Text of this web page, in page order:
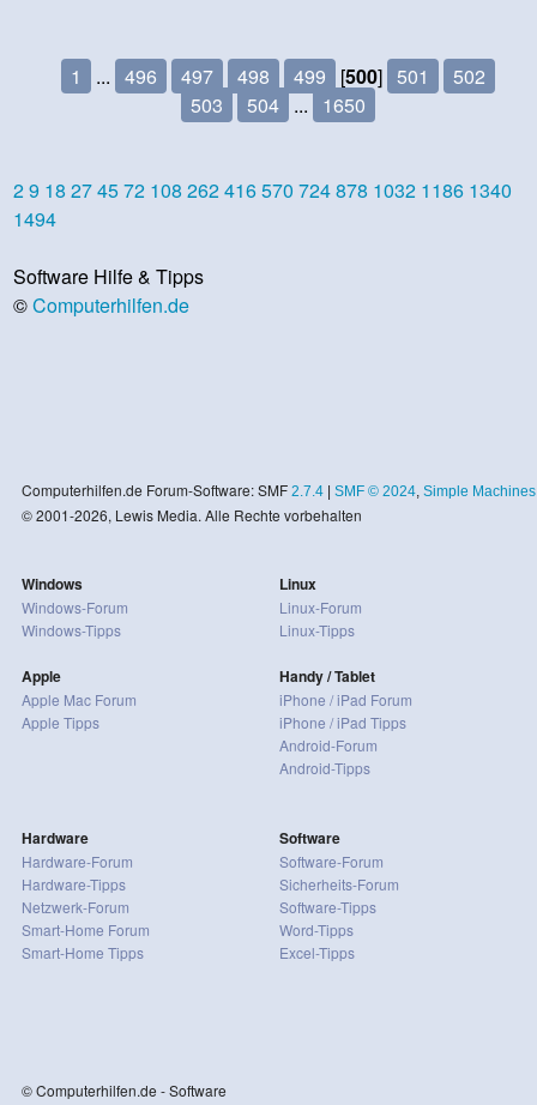
1 ... 496 497 498 499 [500] 501
502
503
504 ... 1650
29 18 274572 108 262416570 724878 1032 1186 1340
1494
Software Hilfe & Tipps
©Computerhilfen.de
Computerhilfen.de Forum-Software: SMF 2.7.4| SMF © 2024, Simple Machines
© 2001-2026, Lewis Media. Alle Rechte vorbehalten
Windows
Windows-Forum
Windows-Tipps
Apple
Apple Mac Forum
Apple Tipps
Linux
Linux-Forum
Linux-Tipps
Handy / Tablet
iPhone / iPad Forum
iPhone / iPad Tipps
Android-Forum
Android-Tipps
Hardware
Hardware-Forum
Hardware-Tipps
Netzwerk-Forum
Smart-Home Forum
Smart-Home Tipps
Software
Software-Forum
Sicherheits-Forum
Software-Tipps
Word-Tipps
Excel-Tipps
© Computerhilfen.de - Software